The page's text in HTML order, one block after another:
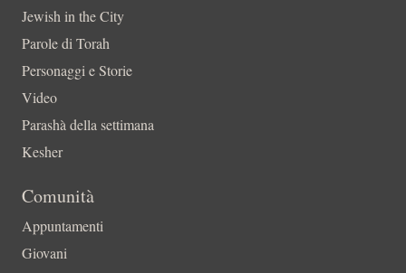
Jewish in the City
Parole di Torah
Personaggi e Storie
Video
Parashà della settimana
Kesher
Comunità
Appuntamenti
Giovani